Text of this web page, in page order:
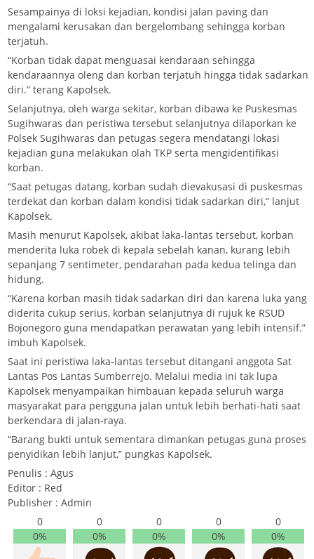
Sesampainya di loksi kejadian, kondisi jalan paving dan
mengalami kerusakan dan bergelombang sehingga korban
terjatuh.
“Korban tidak dapat menguasai kendaraan sehingga
kendaraannya oleng dan korban terjatuh hingga tidak sadarkan
diri.” terang Kapolsek.
Selanjutnya, oleh warga sekitar, korban dibawa ke Puskesmas
Sugihwaras dan peristiwa tersebut selanjutnya dilaporkan ke
Polsek Sugihwaras dan petugas segera mendatangi lokasi
kejadian guna melakukan olah TKP serta mengidentifikasi
korban.
“Saat petugas datang, korban sudah dievakusasi di puskesmas
terdekat dan korban dalam kondisi tidak sadarkan diri,” lanjut
Kapolsek.
Masih menurut Kapolsek, akibat laka-lantas tersebut, korban
menderita luka robek di kepala sebelah kanan, kurang lebih
sepanjang 7 sentimeter, pendarahan pada kedua telinga dan
hidung.
“Karena korban masih tidak sadarkan diri dan karena luka yang
diderita cukup serius, korban selanjutnya di rujuk ke RSUD
Bojonegoro guna mendapatkan perawatan yang lebih intensif.”
imbuh Kapolsek.
Saat ini peristiwa laka-lantas tersebut ditangani anggota Sat
Lantas Pos Lantas Sumberrejo. Melalui media ini tak lupa
Kapolsek menyampaikan himbauan kepada seluruh warga
masyarakat para pengguna jalan untuk lebih berhati-hati saat
berkendara di jalan-raya.
“Barang bukti untuk sementara dimankan petugas guna proses
penyidikan lebih lanjut,” pungkas Kapolsek.
Penulis : Agus
Editor : Red
Publisher : Admin
0
0%
0
0%
0
0%
0
0%
0
0%